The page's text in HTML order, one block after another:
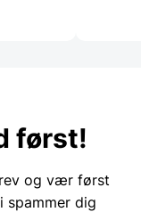
først!
og vær først
spammer dig